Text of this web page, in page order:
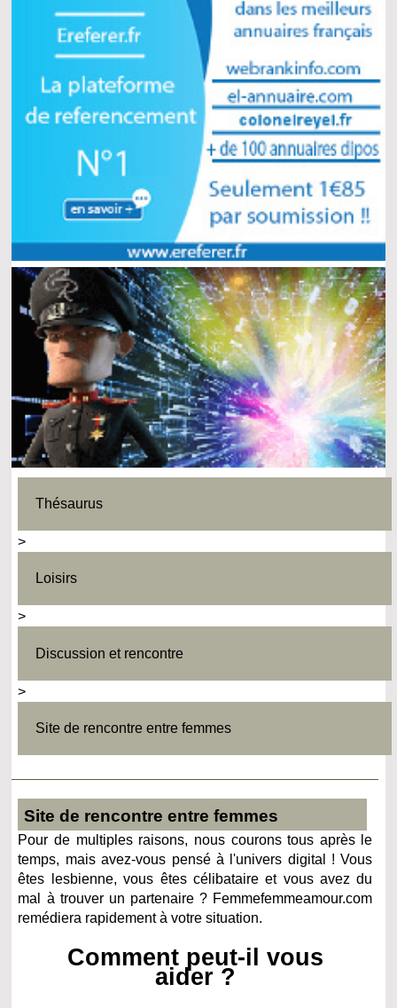
Thésaurus
>
Loisirs
>
Discussion et rencontre
>
Site de rencontre entre femmes
Site de rencontre entre femmes
Pour de multiples raisons, nous courons tous après le
temps, mais avez-vous pensé à l'univers digital ! Vous
êtes lesbienne, vous êtes célibataire et vous avez du
mal à trouver un partenaire ? Femmefemmeamour.com
remédiera rapidement à votre situation.
Comment peut-il vous
aider ?